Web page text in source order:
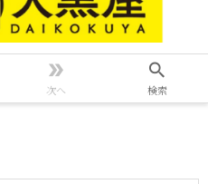

次へ

検索